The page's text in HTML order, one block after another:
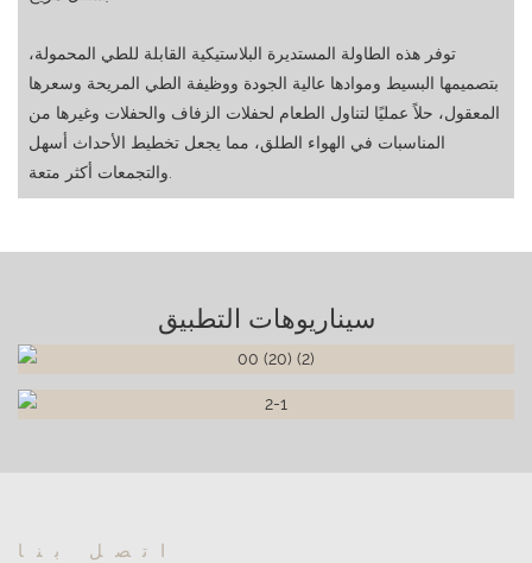
توفر هذه الطاولة المستديرة البلاستيكية القابلة للطي المحمولة،
بتصميمها البسيط وموادها عالية الجودة ووظيفة الطي المريحة وسعرها
المعقول، حلاً عمليًا لتناول الطعام لحفلات الزفاف والحفلات وغيرها من
المناسبات في الهواء الطلق، مما يجعل تخطيط الأحداث أسهل
سيناريوهات التطبيق
اتصل بنا